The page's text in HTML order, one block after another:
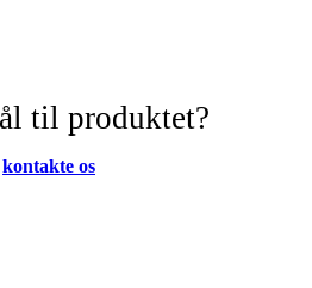
til produktet?
kontakte os